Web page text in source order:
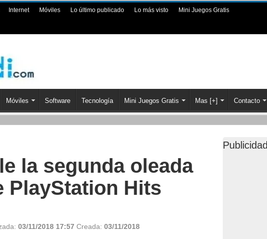
Internet Móviles Lo último publicado Lo más visto Mini Juegos Gratis
Móviles Software Tecnología Mini Juegos Gratis Mas [+] Contacto
la segunda oleada
PlayStation Hits
03/11/2018 17:57 Creada: 03/11/2018
Publicidad